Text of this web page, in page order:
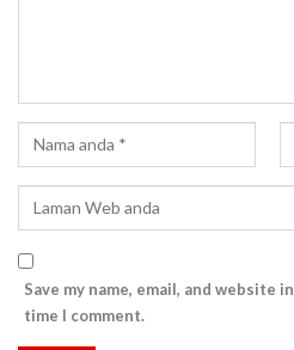
Save my name, email, and website
time I comment.